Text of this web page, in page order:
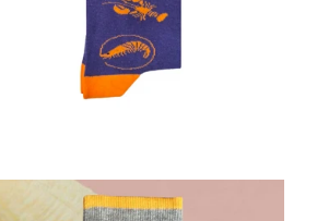
Prix
régulier